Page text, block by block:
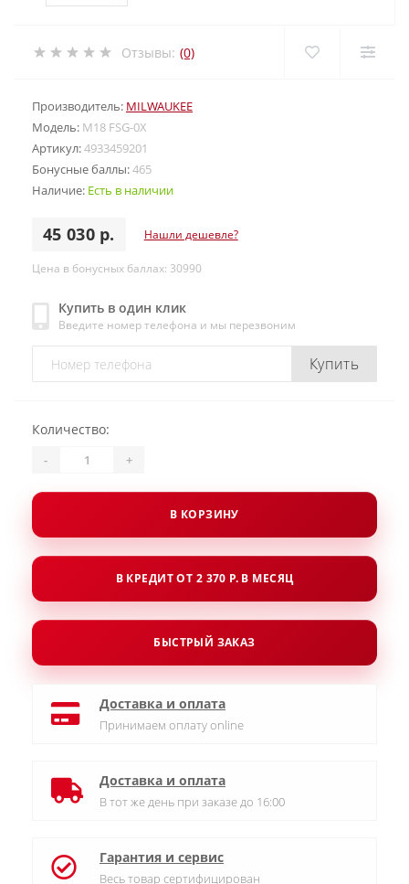
Отзывы: (0)
Производитель: MILWAUKEE
Модель: M18 FSG-0X
Артикул:4933459201
Бонусные баллы:465
Наличие: Есть в наличии
45 030 р. Нашли дешевле?
Цена в бонусных баллах: 30990
Купить в один клик
Введите номер телефона и мы перезвоним
Купить
Количество:
- +
В КОРЗИНУ
В КРЕДИТ ОТ 2 370 Р. В МЕСЯЦ
БЫСТРЫЙ ЗАКАЗ
Доставка и оплата
Принимаем оплату online
Доставка и оплата
В тот же день при заказе до 16:00
Гарантия и сервис
Весь товар сертифицирован